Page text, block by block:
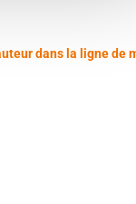
dans la ligne de